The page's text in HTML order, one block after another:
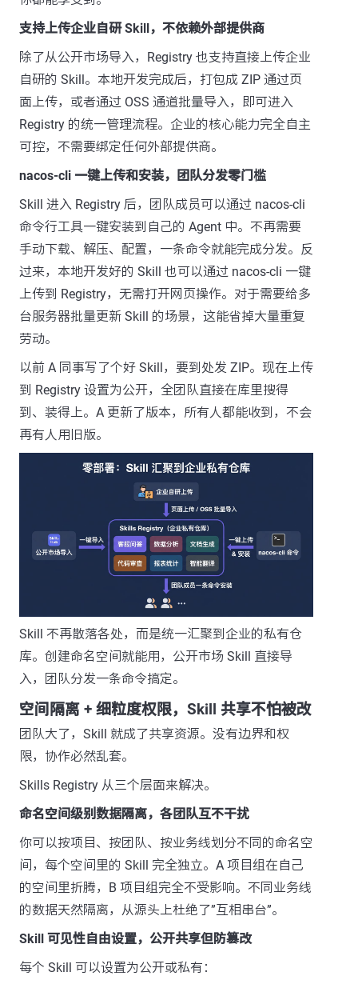
支持上传企业自研 Skill，不依赖外部提供商
除了从公开市场导入，Registry 也支持直接上传企业
自研的 Skill。本地开发完成后，打包成 ZIP 通过页
面上传，或者通过 OSS 通道批量导入，即可进入
Registry 的统一管理流程。企业的核心能力完全自主
可控，不需要绑定任何外部提供商。
nacos-cli 一键上传和安装，团队分发零门槛
Skill 进入 Registry 后，团队成员可以通过 nacos-cli
命令行工具一键安装到自己的 Agent 中。不再需要
手动下载、解压、配置，一条命令就能完成分发。反
过来，本地开发好的 Skill 也可以通过 nacos-cli 一键
上传到 Registry，无需打开网页操作。对于需要给多
台服务器批量更新 Skill 的场景，这能省掉大量重复
劳动。
以前 A 同事写了个好 Skill，要到处发 ZIP。现在上传
到 Registry 设置为公开，全团队直接在库里搜得
到、装得上。A 更新了版本，所有人都能收到，不会
再有人用旧版。
Skill 不再散落各处，而是统一汇聚到企业的私有仓
库。创建命名空间就能用，公开市场 Skill 直接导
入，团队分发一条命令搞定。
空间隔离 + 细粒度权限，Skill 共享不怕被改
团队大了，Skill 就成了共享资源。没有边界和权
限，协作必然乱套。
Skills Registry 从三个层面来解决。
命名空间级别数据隔离，各团队互不干扰
你可以按项目、按团队、按业务线划分不同的命名空
间，每个空间里的 Skill 完全独立。A 项目组在自己
的空间里折腾，B 项目组完全不受影响。不同业务线
的数据天然隔离，从源头上杜绝了”互相串台”。
Skill 可见性自由设置，公开共享但防篡改
每个 Skill 可以设置为公开或私有：